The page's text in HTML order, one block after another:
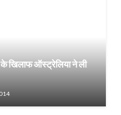
के खिलाफ ऑस्ट्रेलिया ने ली